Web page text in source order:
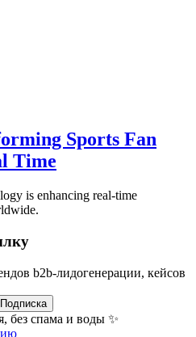
Sports Fan
Time
is enhancing real-time
b2b-лидогенерации, кейсов
Подписка
без спама и воды ✨